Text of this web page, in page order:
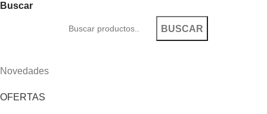
Buscar
BUSCAR
Novedades
OFERTAS